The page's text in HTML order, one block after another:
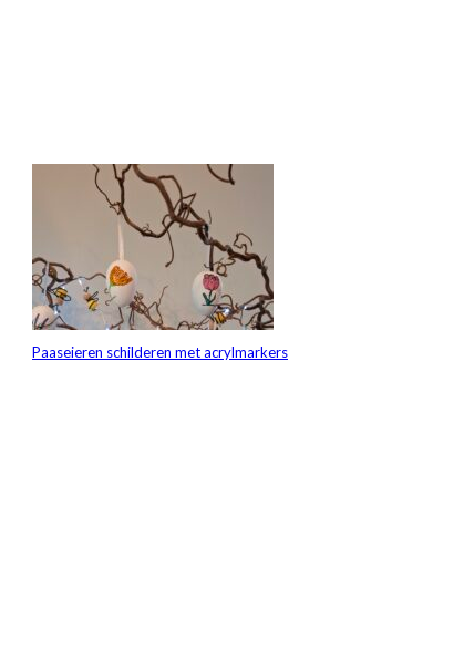
Paaseieren schilderen met acrylmarkers